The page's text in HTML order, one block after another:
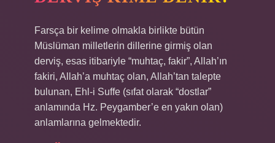
Farsça bir kelime olmakla birlikte bütün
Müslüman milletlerin dillerine girmiş olan
derviş, esas itibariyle “muhtaç, fakir”, Allah’ın
fakiri, Allah’a muhtaç olan, Allah’tan talepte
bulunan, Ehl-i Suffe (sıfat olarak “dostlar”
anlamında Hz. Peygamber’e en yakın olan)
anlamlarına gelmektedir.